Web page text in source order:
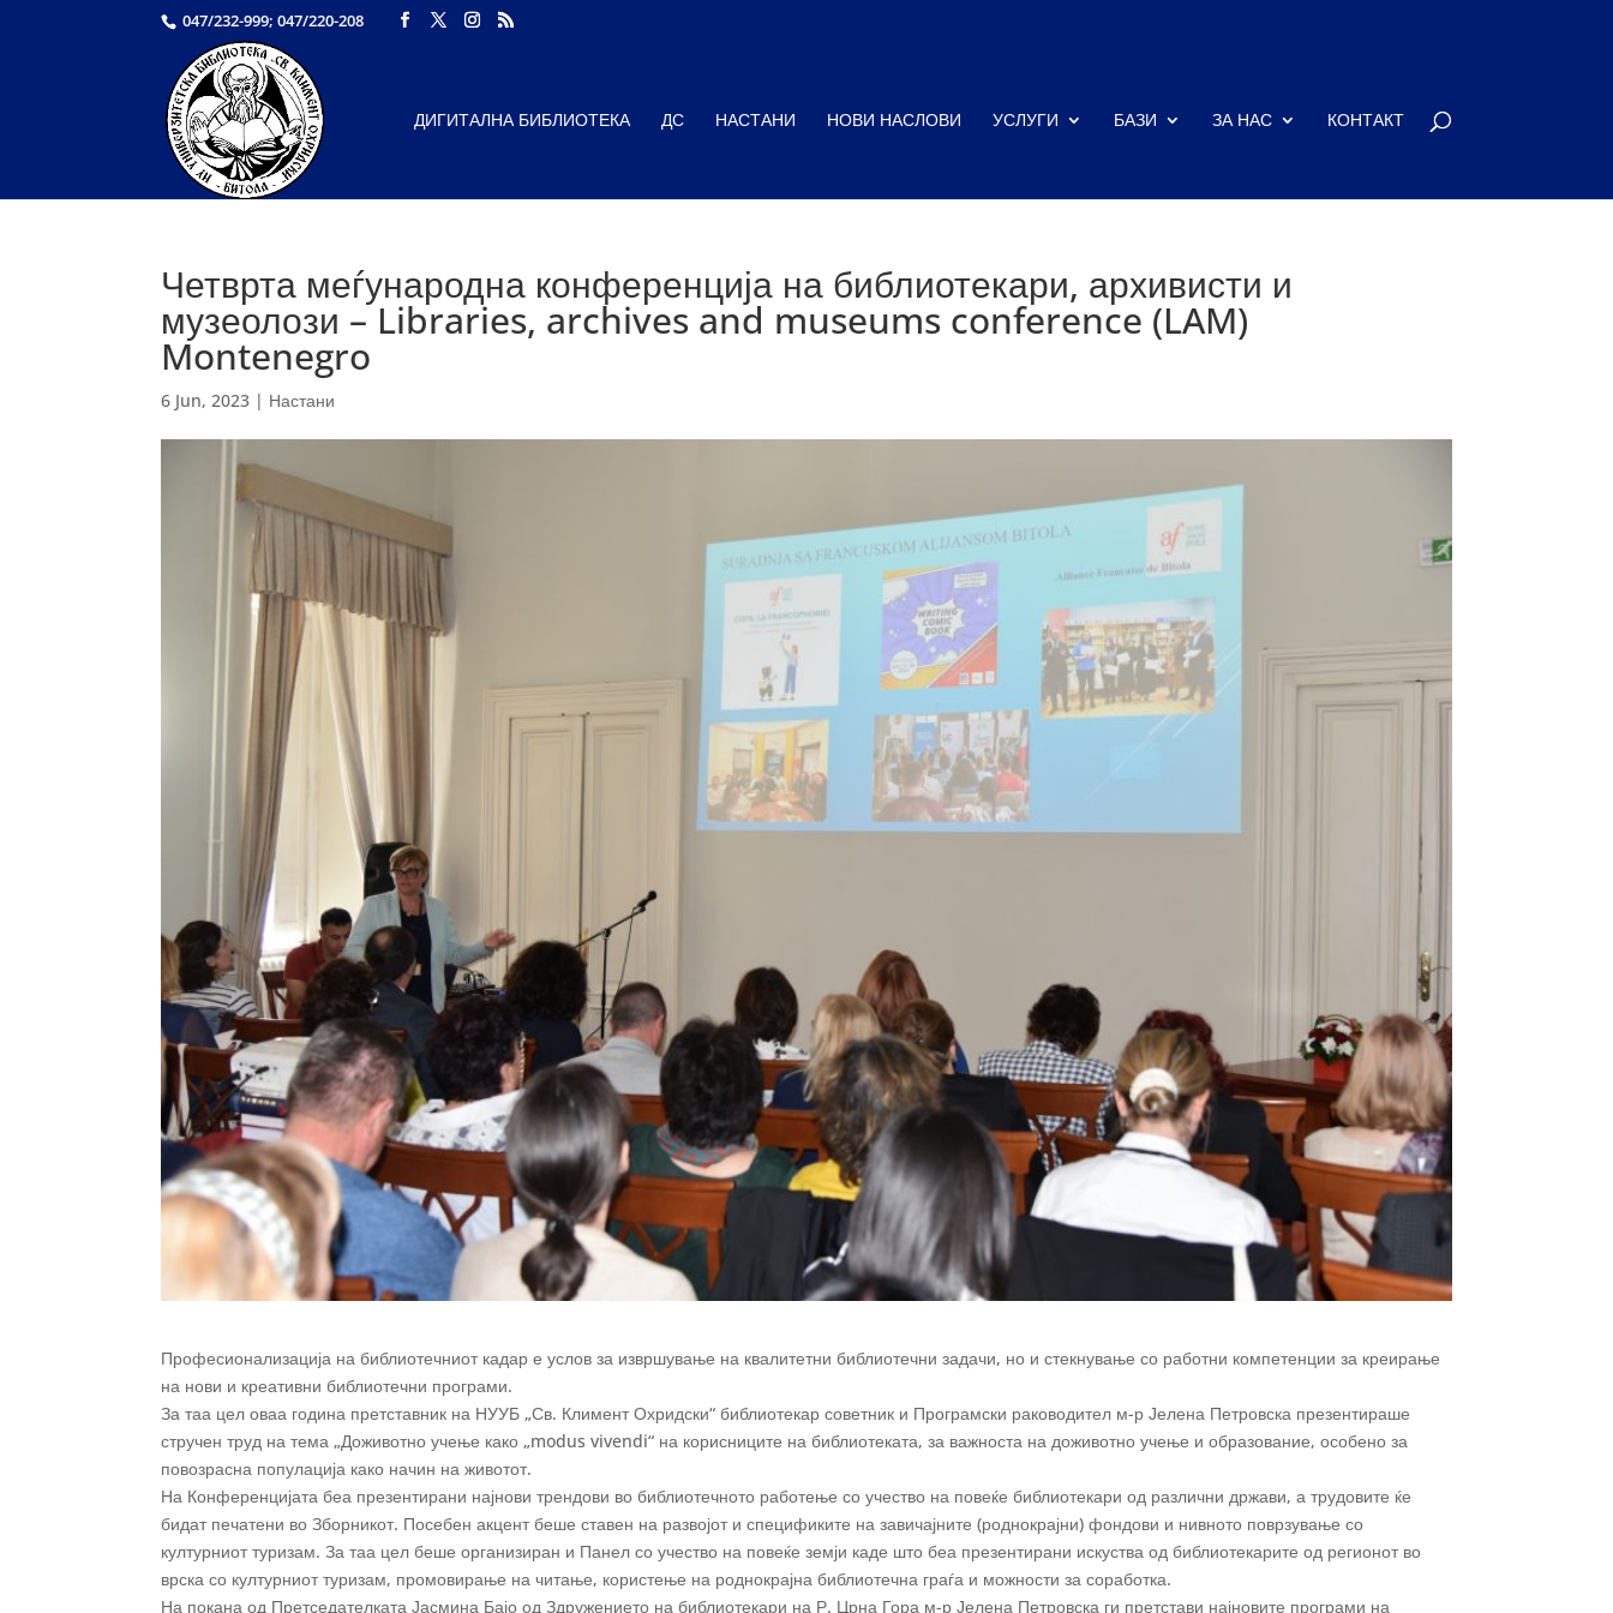
047/232-999; 047/220-208
ДИГИТАЛНА БИБЛИОТЕКА ДС НАСТАНИ НОВИ НАСЛОВИ УСЛУГИ БАЗИ ЗА НАС КОНТАКТ
Четврта меѓународна конференција на библиотекари, архивисти и
музеолози – Libraries, archives and museums conference (LAM)
Montenegro
6 Jun, 2023 | Настани
Професионализација на библиотечниот кадар е услов за извршување на квалитетни библиотечни задачи, но и стекнување со работни компетенции за креирање
на нови и креативни библиотечни програми.
За таа цел оваа година претставник на НУУБ „Св. Климент Охридски“ библиотекар советник и Програмски раководител м-р Јелена Петровска презентираше
стручен труд на тема „Доживотно учење како „modus vivendi“ на корисниците на библиотеката, за важноста на доживотно учење и образование, особено за
повозрасна популација како начин на животот.
На Конференцијата беа презентирани најнови трендови во библиотечното работење со учество на повеќе библиотекари од различни држави, а трудовите ќе
бидат печатени во Зборникот. Посебен акцент беше ставен на развојот и спецификите на завичајните (роднокрајни) фондови и нивното поврзување со
културниот туризам. За таа цел беше организиран и Панел со учество на повеќе земји каде што беа презентирани искуства од библиотекарите од регионот во
врска со културниот туризам, промовирање на читање, користење на роднокрајна библиотечна граѓа и можности за соработка.
На покана од Претседателката Јасмина Бајо од Здружението на библиотекари на Р. Црна Гора м-р Јелена Петровска ги претстави најновите програми на